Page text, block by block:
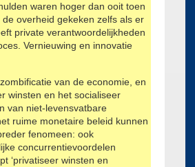
waren hoger dan ooit toen
overheid gekeken zelfs als er
private verantwoordelijkheden
Vernieuwing en innovatie
van de economie, en
winsten en het socialiseer
van niet-levensvatbare
ruime monetaire beleid kunnen
fenomeen: ook
concurrentievoordelen
‘privatiseer winsten en